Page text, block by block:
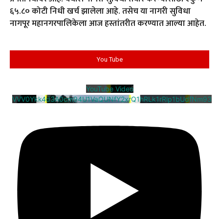
६५.८० कोटी निधी खर्च झालेला आहे. तसेच या नागरी सुविधा
नागपूर महानगरपालिकेला आज हस्तांतरीत करण्यात आल्या आहेत.
You Tube
YouTube Video
VVV0Ykk4d3A0cm94U1VaQUNfY2xrQ1hRLk1rRlp1bUdfNm93